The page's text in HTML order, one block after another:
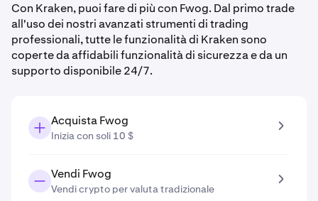
Con Kraken, puoi fare di più con Fwog. Dal primo trade
all'uso dei nostri avanzati strumenti di trading
professionali, tutte le funzionalità di Kraken sono
coperte da affidabili funzionalità di sicurezza e da un
supporto disponibile 24/7.
Acquista Fwog
Inizia con soli 10 $
Vendi Fwog
Vendi crypto per valuta tradizionale